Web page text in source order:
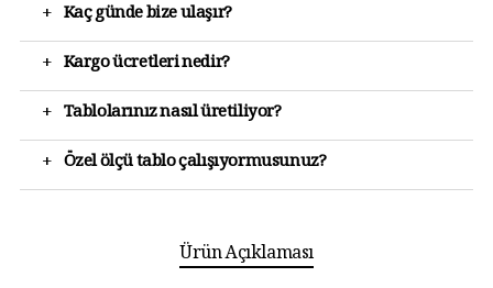
+ Kaç günde bize ulaşır?
+ Kargo ücretleri nedir?
+ Tablolarınız nasıl üretiliyor?
+ Özel ölçü tablo çalışıyormusunuz?
Ürün Açıklaması